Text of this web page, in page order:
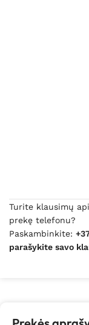
Turite klausimų
prekę telefonu?
Paskambinkite:
parašykite savo